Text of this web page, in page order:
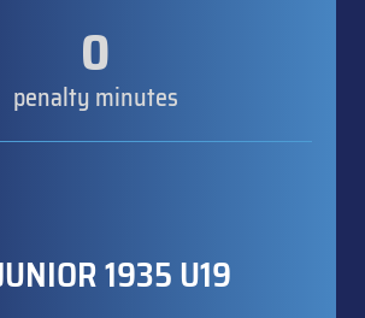
0
penalty minutes
1935 U19